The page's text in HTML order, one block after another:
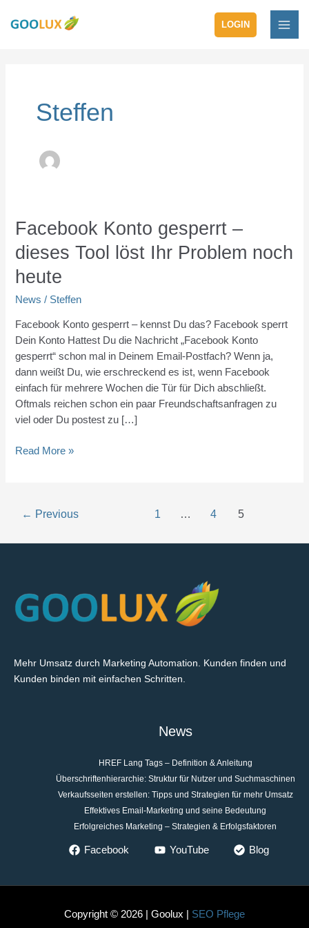
Inhalt
LOGIN
Steffen
Facebook Konto gesperrt –
dieses Tool löst Ihr Problem noch
heute
News / Steffen
Facebook Konto gesperrt – kennst Du das? Facebook sperrt
Dein Konto Hattest Du die Nachricht „Facebook Konto
gesperrt“ schon mal in Deinem Email-Postfach? Wenn ja,
dann weißt Du, wie erschreckend es ist, wenn Facebook
einfach für mehrere Wochen die Tür für Dich abschließt.
Oftmals reichen schon ein paar Freundschaftsanfragen zu
viel oder Du postest zu […]
Facebook
gesperrt
–
dieses
Tool
löst
Ihr
Problem
noch
heute
Read More »
← Previous 1 … 4 5
Mehr Umsatz durch Marketing Automation. Kunden finden und
Kunden binden mit einfachen Schritten.
News
HREF Lang Tags – Definition & Anleitung
Überschriftenhierarchie: Struktur für Nutzer und Suchmaschinen
Verkaufsseiten erstellen: Tipps und Strategien für mehr Umsatz
Effektives Email-Marketing und seine Bedeutung
Erfolgreiches Marketing – Strategien & Erfolgsfaktoren
Facebook YouTube Blog
Copyright © 2026 | Goolux | SEO Pflege